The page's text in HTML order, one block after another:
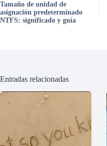
Tamaño de unidad de
asignación predeterminado
NTFS: significado y guía
Entradas relacionadas